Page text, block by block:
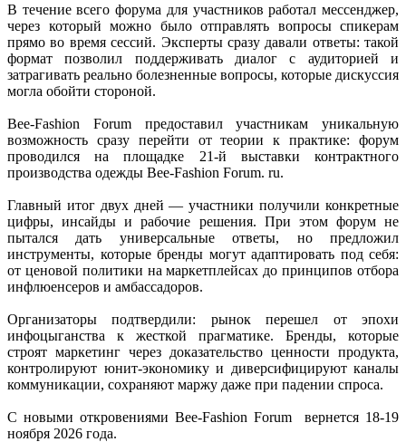
В течение всего форума для участников работал мессенджер,
через который можно было отправлять вопросы спикерам
прямо во время сессий. Эксперты сразу давали ответы: такой
формат позволил поддерживать диалог с аудиторией и
затрагивать реально болезненные вопросы, которые дискуссия
могла обойти стороной.
Bee-Fashion Forum предоставил участникам уникальную
возможность сразу перейти от теории к практике: форум
проводился на площадке 21-й выставки контрактного
производства одежды Bee-Fashion Forum. ru.
Главный итог двух дней — участники получили конкретные
цифры, инсайды и рабочие решения. При этом форум не
пытался дать универсальные ответы, но предложил
инструменты, которые бренды могут адаптировать под себя:
от ценовой политики на маркетплейсах до принципов отбора
инфлюенсеров и амбассадоров.
Организаторы подтвердили: рынок перешел от эпохи
инфоцыганства к жесткой прагматике. Бренды, которые
строят маркетинг через доказательство ценности продукта,
контролируют юнит-экономику и диверсифицируют каналы
коммуникации, сохраняют маржу даже при падении спроса.
С новыми откровениями Bee-Fashion Forum вернется 18-19
ноября 2026 года.